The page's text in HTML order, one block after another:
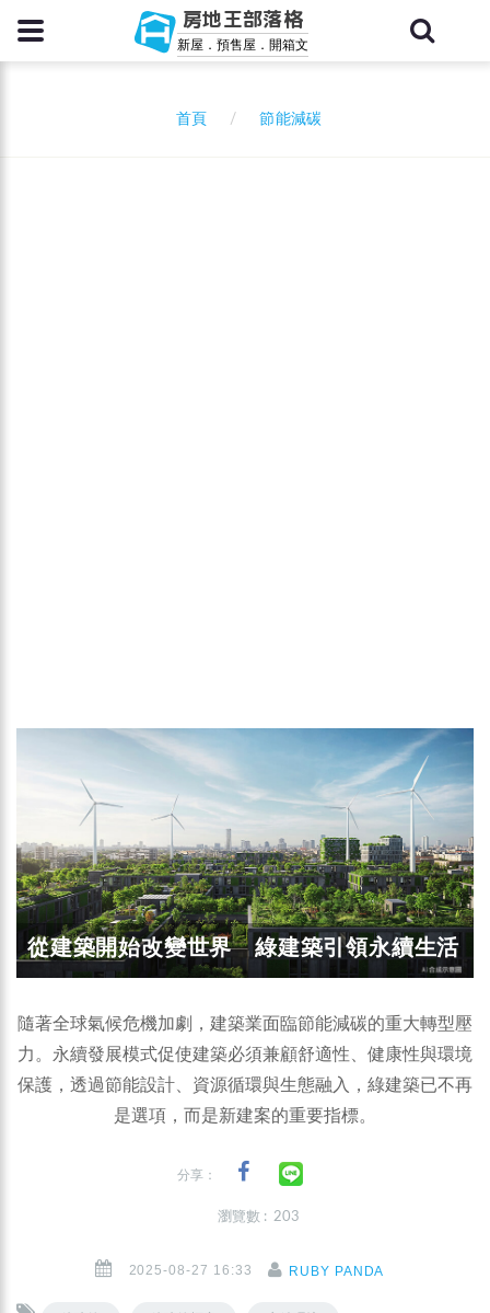
房地王部落格
新屋．預售屋．開箱文
首頁 節能減碳
從建築開始改變世界 綠建築引領永續生活
隨著全球氣候危機加劇，建築業面臨節能減碳的重大轉型壓
力。永續發展模式促使建築必須兼顧舒適性、健康性與環境
保護，透過節能設計、資源循環與生態融入，綠建築已不再
是選項，而是新建案的重要指標。
分享：
瀏覽數 : 203
2025-08-27 16:33 RUBY PANDA